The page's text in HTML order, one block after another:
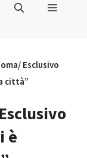
Menu
Esclusivo
città”
è